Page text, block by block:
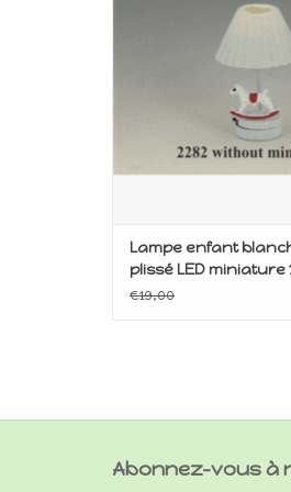
Lampe enfant
plissé LED miniature
€19,00
Abonnez-vous à